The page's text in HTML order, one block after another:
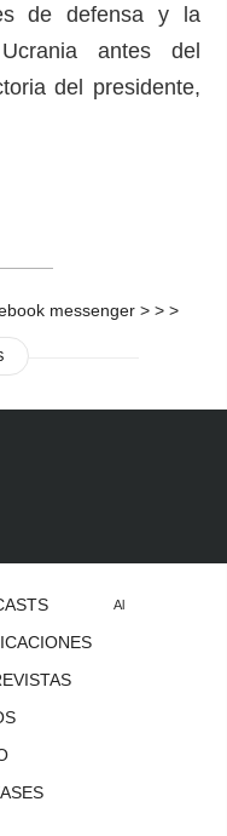
de defensa y la
antes del
del presidente,
messenger > > >
Al